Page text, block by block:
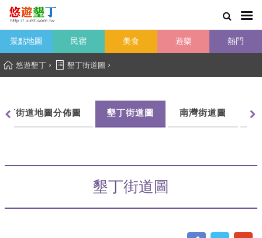
景點地圖 民宿 美食 遊樂 熱門
悠遊墾丁 › 墾丁街道圖 ›
丁街道地圖分佈圖 墾丁街道圖 南灣街道圖
墾丁街道圖